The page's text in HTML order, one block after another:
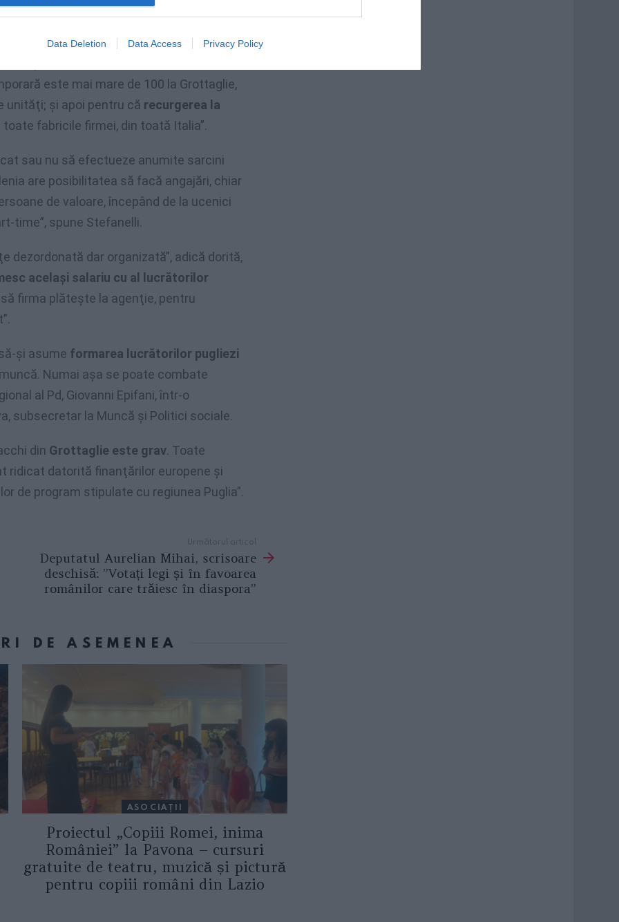
Data Deletion Data Access Privacy Policy
insistenţelor noastre firma caută acum
producţie”.
spune că „numărul românilor
este mai mare de 100 la Grottaglie,
unităţi; şi apoi pentru că recurgerea la
fabricile firmei, din toată Italia”.
sau nu să efectueze anumite sarcini
are posibilitatea să facă angajări, chiar
de valoare, începând de la ucenici
time”, spune Stefanelli.
dezordonată dar organizată”, adică dorită,
acelaşi salariu cu al lucrătorilor
firma plăteşte la agenţie, pentru
şi asume formarea lucrătorilor pugliezi
Numai aşa se poate combate
al Pd, Giovanni Epifani, într-o
subsecretar la Muncă şi Politici sociale.
din Grottaglie este grav. Toate
ridicat datorită finanţărilor europene şi
de program stipulate cu regiunea Puglia”.
Următorul articol
Deputatul Aurelian Mihai, scrisoare
deschisă: ”Votați legi și în favoarea
românilor care trăiesc în diaspora”
DE ASEMENEA
ASOCIAŢII
Proiectul „Copiii Romei, inima
României” la Pavona – cursuri
gratuite de teatru, muzică și pictură
pentru copiii români din Lazio